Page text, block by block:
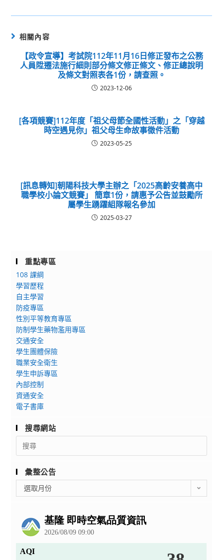
相關內容
【政令宣導】考試院112年11月16日修正發布之公務
人員陞遷法施行細則部分條文修正條文、修正總說明
及條文對照表各1份，請查照。
2023-12-06
[各項競賽]112年度「祖父母節全國性活動」之「穿越
時空遇見你」祖父母生命故事徵件活動
2023-05-25
[訊息轉知]朝陽科技大學主辦之「2025高齡安養高中
職學校小論文競賽」 簡章1份，請惠予公告並鼓勵所
屬學生踴躍組隊報名參加
2025-03-27
重點專區
108 課綱
學習歷程
自主學習
防疫專區
性別平等教育專區
防制學生藥物濫用專區
交通安全
學生團體保險
職業安全衛生
學生申訴專區
內部控制
資通安全
電子書庫
搜尋網站
Search
for:
彙整公告
整
選取月份